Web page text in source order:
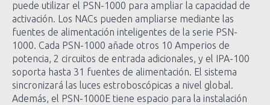
puede utilizar el PSN-1000 para ampliar la capacidad de
activación. Los NACs pueden ampliarse mediante las
fuentes de alimentación inteligentes de la serie PSN-
1000. Cada PSN-1000 añade otros 10 Amperios de
potencia, 2 circuitos de entrada adicionales, y el IPA-100
soporta hasta 31 fuentes de alimentación. El sistema
sincronizará las luces estroboscópicas a nivel global.
Además, el PSN-1000E tiene espacio para la instalación